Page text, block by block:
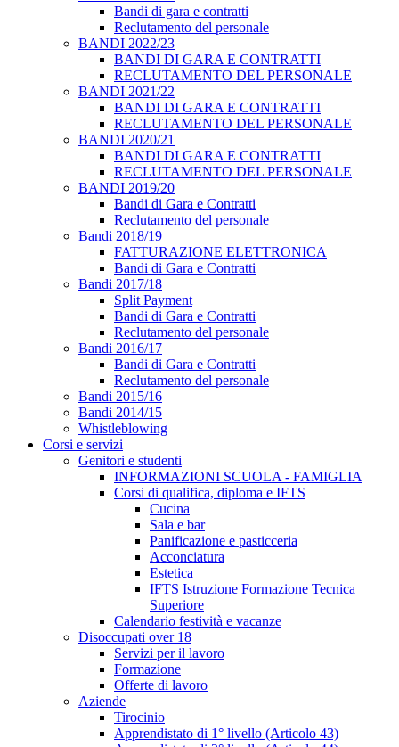
Bandi di gara e contratti
Reclutamento del personale
BANDI 2022/23
BANDI DI GARA E CONTRATTI
RECLUTAMENTO DEL PERSONALE
BANDI 2021/22
BANDI DI GARA E CONTRATTI
RECLUTAMENTO DEL PERSONALE
BANDI 2020/21
BANDI DI GARA E CONTRATTI
RECLUTAMENTO DEL PERSONALE
BANDI 2019/20
Bandi di Gara e Contratti
Reclutamento del personale
Bandi 2018/19
FATTURAZIONE ELETTRONICA
Bandi di Gara e Contratti
Bandi 2017/18
Split Payment
Bandi di Gara e Contratti
Reclutamento del personale
Bandi 2016/17
Bandi di Gara e Contratti
Reclutamento del personale
Bandi 2015/16
Bandi 2014/15
Whistleblowing
Corsi e servizi
Genitori e studenti
INFORMAZIONI SCUOLA - FAMIGLIA
Corsi di qualifica, diploma e IFTS
Cucina
Sala e bar
Panificazione e pasticceria
Acconciatura
Estetica
IFTS Istruzione Formazione Tecnica
Superiore
Calendario festività e vacanze
Disoccupati over 18
Servizi per il lavoro
Formazione
Offerte di lavoro
Aziende
Tirocinio
Apprendistato di 1° livello (Articolo 43)